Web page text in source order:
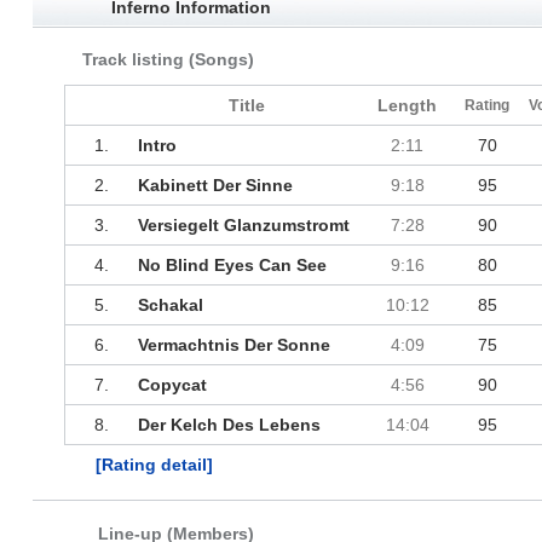
Inferno Information
Track listing (Songs)
Title Length Rating
1. Intro 2:11 70
2. Kabinett Der Sinne 9:18 95
3. Versiegelt Glanzumstromt 7:28 90
4. No Blind Eyes Can See 9:16 80
5. Schakal 10:12 85
6. Vermachtnis Der Sonne 4:09 75
7. Copycat 4:56 90
8. Der Kelch Des Lebens 14:04 95
[Rating detail]
Line-up (Members)